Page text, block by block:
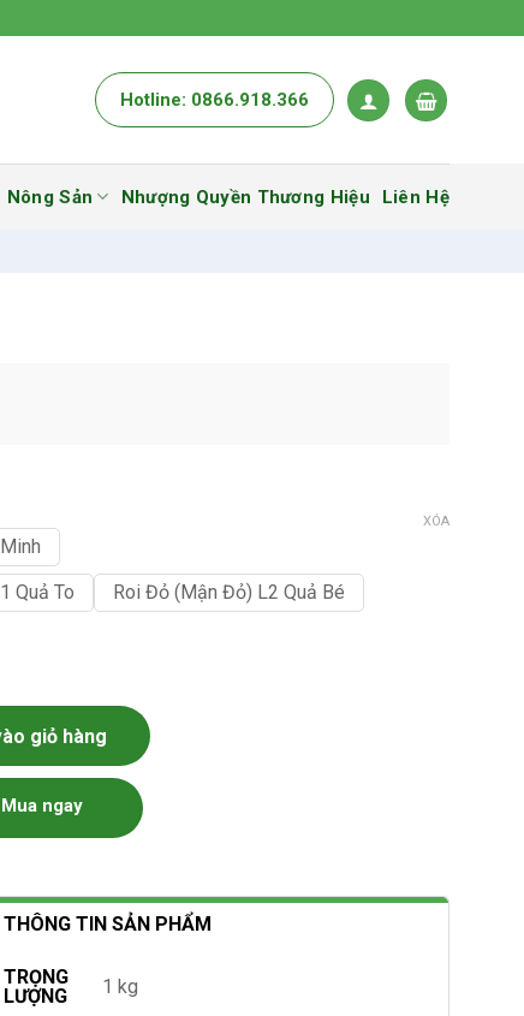
Hotline: 0866.918.366
Nông Sản Nhượng Quyền Thương Hiệu Liên Hệ
Quả To
Roi Đỏ (Mận Đỏ) L2 Quả Bé
XÓA
giỏ hàng
Mua ngay
THÔNG TIN SẢN PHẨM
TRỌNG
LƯỢNG
1 kg